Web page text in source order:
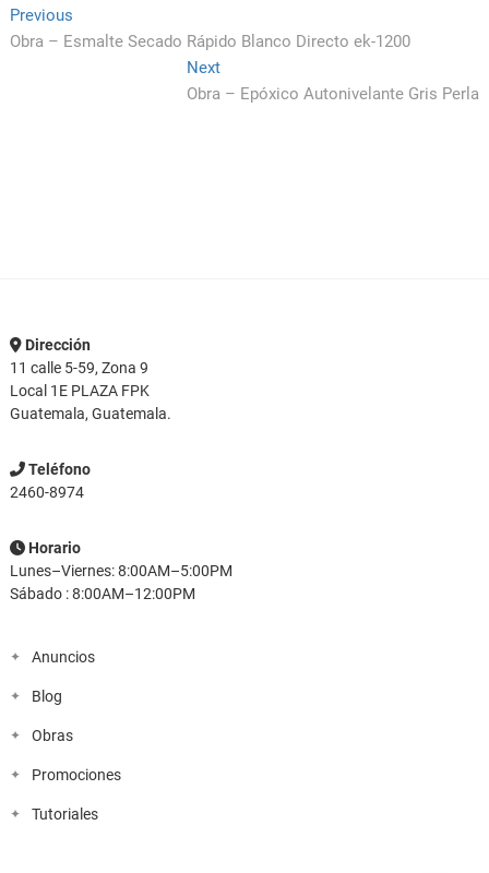
Navegación
de
PreviousPrevious
post:
Obra – Esmalte Secado Rápido Blanco Directo ek-1200
NextNext
post:
Obra – Epóxico Autonivelante Gris Perla
Dirección
11 calle 5-59, Zona 9
Local 1E PLAZA FPK
Guatemala, Guatemala.
Teléfono
2460-8974
Horario
Lunes–Viernes: 8:00AM–5:00PM
Sábado : 8:00AM–12:00PM
Anuncios
Blog
Obras
Promociones
Tutoriales